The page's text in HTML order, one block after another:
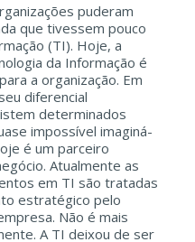
puderam
que tivessem pouco
(TI). Hoje, a
da Informação é
a organização. Em
diferencial
determinados
impossível imaginá-
é um parceiro
Atualmente as
em TI são tratadas
estratégico pelo
Não é mais
A TI deixou de ser